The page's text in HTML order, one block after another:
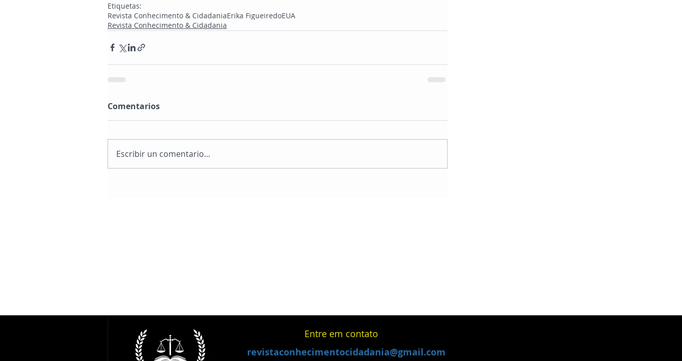
Etiquetas:
Revista Conhecimento & CidadaniaErika FigueiredoEUA
Revista Conhecimento & Cidadania
Comentarios
Escribir un comentario...
Entre em contato
revistaconhecimentocidadania@gmail.com